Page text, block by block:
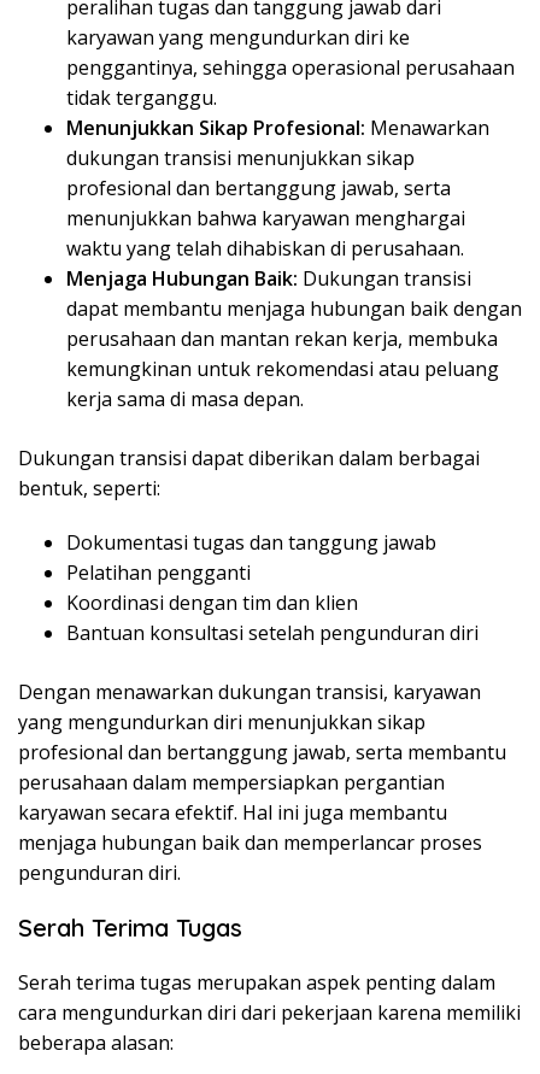
peralihan tugas dan tanggung jawab dari
karyawan yang mengundurkan diri ke
penggantinya, sehingga operasional perusahaan
tidak terganggu.
Menunjukkan Sikap Profesional: Menawarkan
dukungan transisi menunjukkan sikap
profesional dan bertanggung jawab, serta
menunjukkan bahwa karyawan menghargai
waktu yang telah dihabiskan di perusahaan.
Menjaga Hubungan Baik: Dukungan transisi
dapat membantu menjaga hubungan baik dengan
perusahaan dan mantan rekan kerja, membuka
kemungkinan untuk rekomendasi atau peluang
kerja sama di masa depan.
Dukungan transisi dapat diberikan dalam berbagai
bentuk, seperti:
Dokumentasi tugas dan tanggung jawab
Pelatihan pengganti
Koordinasi dengan tim dan klien
Bantuan konsultasi setelah pengunduran diri
Dengan menawarkan dukungan transisi, karyawan
yang mengundurkan diri menunjukkan sikap
profesional dan bertanggung jawab, serta membantu
perusahaan dalam mempersiapkan pergantian
karyawan secara efektif. Hal ini juga membantu
menjaga hubungan baik dan memperlancar proses
pengunduran diri.
Serah Terima Tugas
Serah terima tugas merupakan aspek penting dalam
cara mengundurkan diri dari pekerjaan karena memiliki
beberapa alasan: